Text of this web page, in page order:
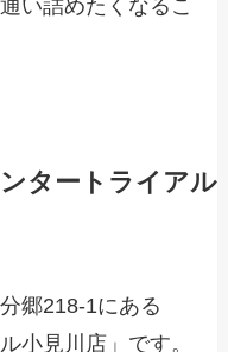
い詰めたくなるこ
タートライアル
郷218-1にある
小見川店」です。